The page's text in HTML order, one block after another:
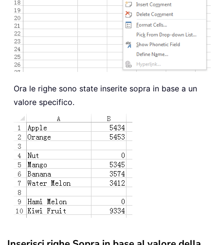
Ora le righe sono state inserite sopra in base a un
valore specifico.